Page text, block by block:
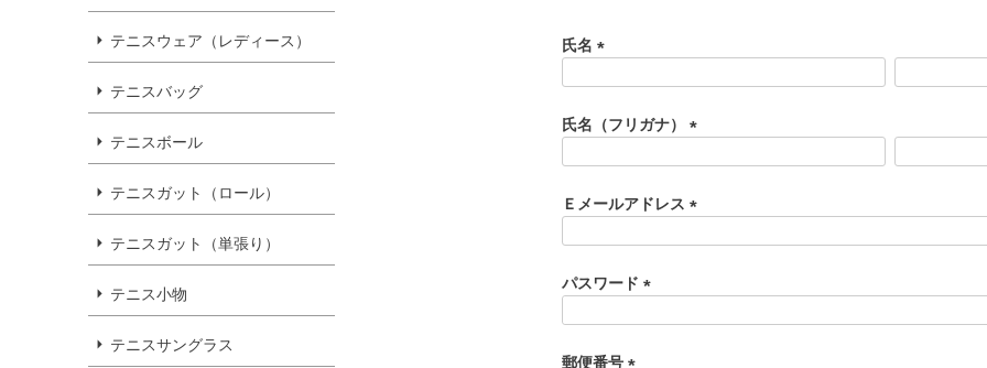
テニスウェア（レディース）
テニスバッグ
テニスボール
テニスガット（ロール）
テニスガット（単張り）
テニス小物
テニスサングラス
氏名
須
)
氏名（フリガナ）
須
)
Ｅメールアドレス
)
パスワード
郵便番号